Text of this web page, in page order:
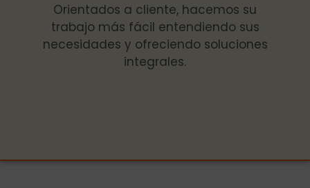
Orientados a cliente, hacemos su
trabajo más fácil entendiendo sus
necesidades y ofreciendo soluciones
integrales.